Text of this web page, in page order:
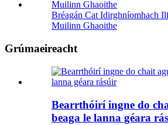
Bréagán Cat Idirghníomhach
Muilinn Ghaoithe
Grúmaeireacht
Bearrthóirí ingne do
beaga le lanna géara